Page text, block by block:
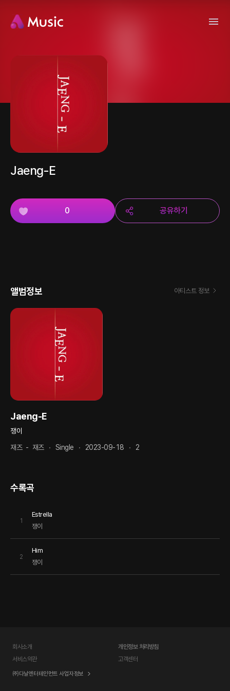
Jaeng-E
0 공유하기
앨범정보 아티스트 정보
Jaeng-E
쟁이
재즈 - 재즈 Single 2023-09-18 2
수록곡
1
Estrella
쟁이
2
Him
쟁이
회사소개
개인정보 처리방침
서비스약관
고객센터
㈜다날엔터테인먼트 사업자정보